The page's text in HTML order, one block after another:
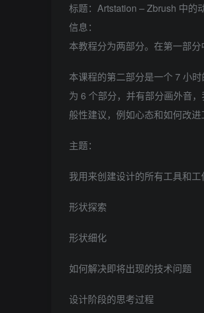
标题：Artstation – Zbrush 中的
信息：
本教程分为两部分。在第一部
本课程的第二部分是一个 7 小
为 6 个部分，并有部分画外音
般性建议，例如心态和如何改
主题：
我用来创建设计的所有工具和工
形状探索
形状细化
如何解决即将出现的技术问题
设计阶段的思考过程